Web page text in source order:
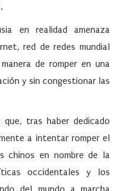
en realidad amenaza
red de redes mundial
de romper en una
y sin congestionar las
tras haber dedicado
a intentar romper el
chinos en nombre de la
occidentales y los